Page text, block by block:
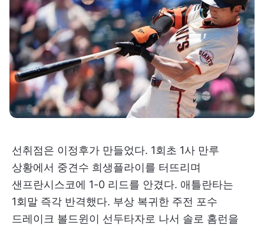
선취점은 이정후가 만들었다. 1회초 1사 만루
상황에서 중견수 희생플라이를 터뜨리며
샌프란시스코에 1-0 리드를 안겼다. 애틀란타는
1회말 즉각 반격했다. 부상 복귀한 주전 포수
드레이크 볼드윈이 선두타자로 나서 솔로 홈런을